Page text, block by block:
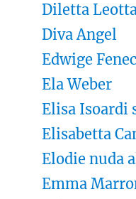
Diletta
Diva Angel
Edwige
Ela Weber
Elisa Isoardi
Elisabetta
Elodie nuda
Emma